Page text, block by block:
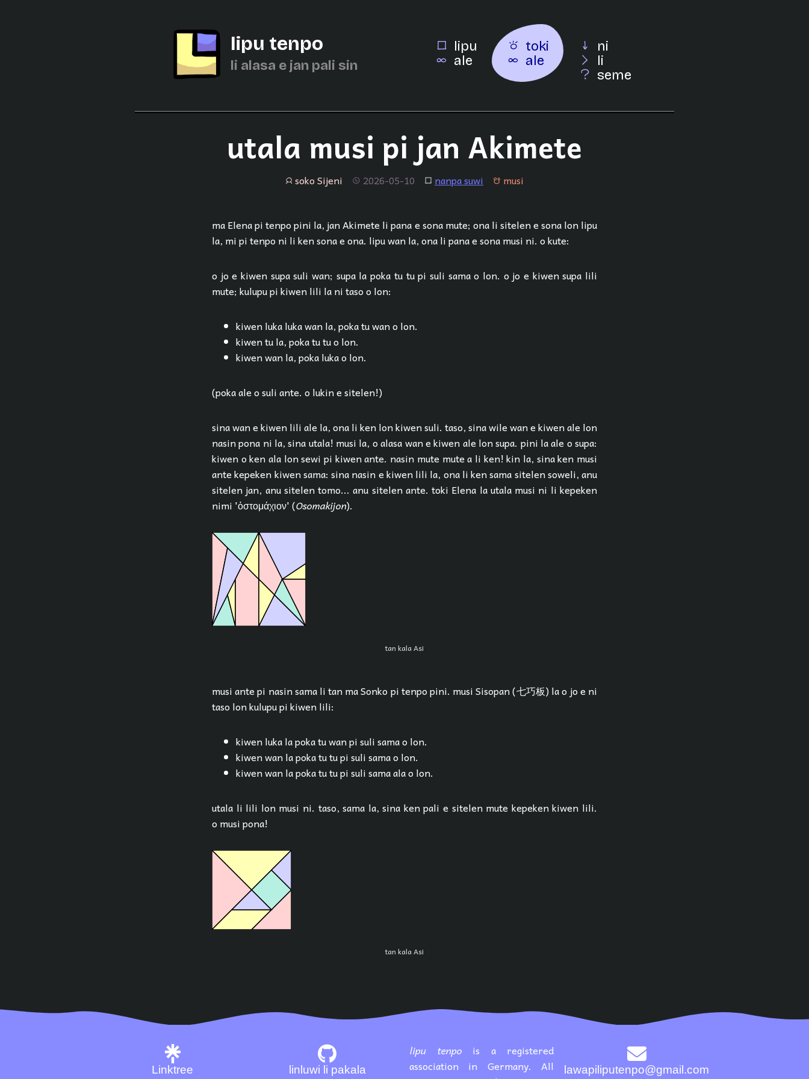
lipu tenpo
li alasa e jan pali sin
lipu
ale
toki
ale
ni
li
seme
utala musi pi jan Akimete
jan soko Sijeni tenpo 2026-05-10 lipu nanpa suwi musi musi
ma Elena pi tenpo pini la, jan Akimete li pana e sona mute; ona li sitelen e sona lon lipu
la, mi pi tenpo ni li ken sona e ona. lipu wan la, ona li pana e sona musi ni. o kute:
o jo e kiwen supa suli wan; supa la poka tu tu pi suli sama o lon. o jo e kiwen supa lili
mute; kulupu pi kiwen lili la ni taso o lon:
kiwen luka luka wan la, poka tu wan o lon.
kiwen tu la, poka tu tu o lon.
kiwen wan la, poka luka o lon.
(poka ale o suli ante. o lukin e sitelen!)
sina wan e kiwen lili ale la, ona li ken lon kiwen suli. taso, sina wile wan e kiwen ale lon
nasin pona ni la, sina utala! musi la, o alasa wan e kiwen ale lon supa. pini la ale o supa:
kiwen o ken ala lon sewi pi kiwen ante. nasin mute mute a li ken! kin la, sina ken musi
ante kepeken kiwen sama: sina nasin e kiwen lili la, ona li ken sama sitelen soweli, anu
sitelen jan, anu sitelen tomo... anu sitelen ante. toki Elena la utala musi ni li kepeken
nimi 'ὀστομάχιον' (Osomakijon).
tan kala Asi
musi ante pi nasin sama li tan ma Sonko pi tenpo pini. musi Sisopan (七巧板) la o jo e ni
taso lon kulupu pi kiwen lili:
kiwen luka la poka tu wan pi suli sama o lon.
kiwen wan la poka tu tu pi suli sama o lon.
kiwen wan la poka tu tu pi suli sama ala o lon.
utala li lili lon musi ni. taso, sama la, sina ken pali e sitelen mute kepeken kiwen lili.
o musi pona!
tan kala Asi
Linktree lawapiliputenpo@gmail.com
linluwi li pakala
lipu tenpois a registered
association in Germany. All